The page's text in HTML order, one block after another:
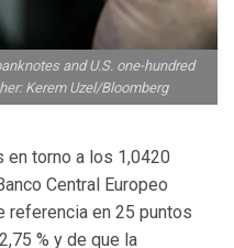
and U.S. one-hundred
Kerem Uzel/Bloomberg
torno a los 1,0420
Central Europeo
referencia en 25 puntos
% y de que la